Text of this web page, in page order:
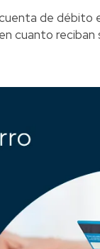
de débito
cuanto reciban